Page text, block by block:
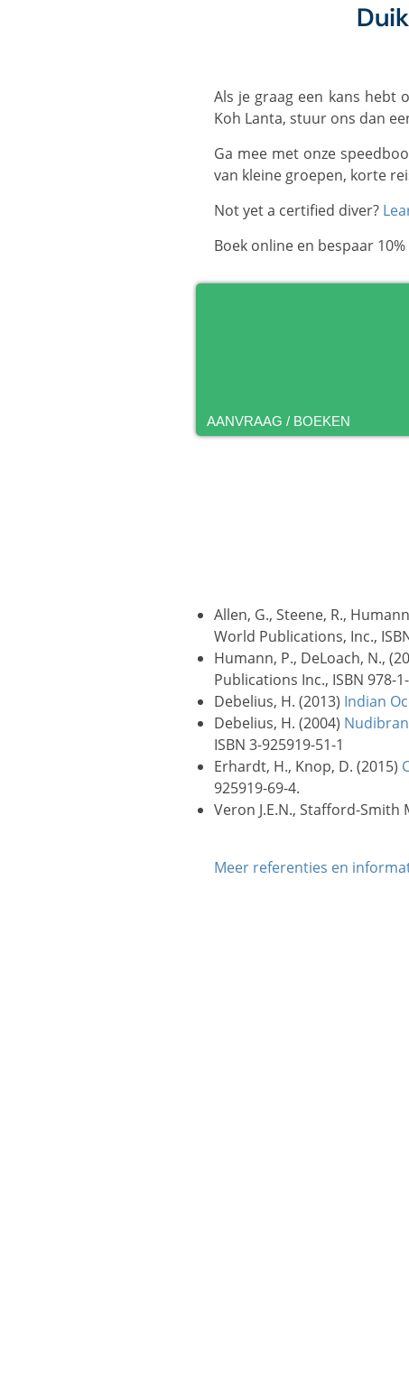
Als je graag een kans
Koh Lanta, stuur ons dan
Ga mee met onze
van kleine groepen, korte
Not yet a certified diver?
Boek online en bespaar
AANVRAAG / BOEKEN
Allen, G., Steene, R.,
World Publications, Inc.,
Humann, P., DeLoach, N.,
Publications Inc., ISBN 978-
Debelius, H. (2013) Indian
Debelius, H. (2004)
ISBN 3-925919-51-1
Erhardt, H., Knop, D. (2015)
925919-69-4.
Veron J.E.N., Stafford-Smith
Meer referenties en